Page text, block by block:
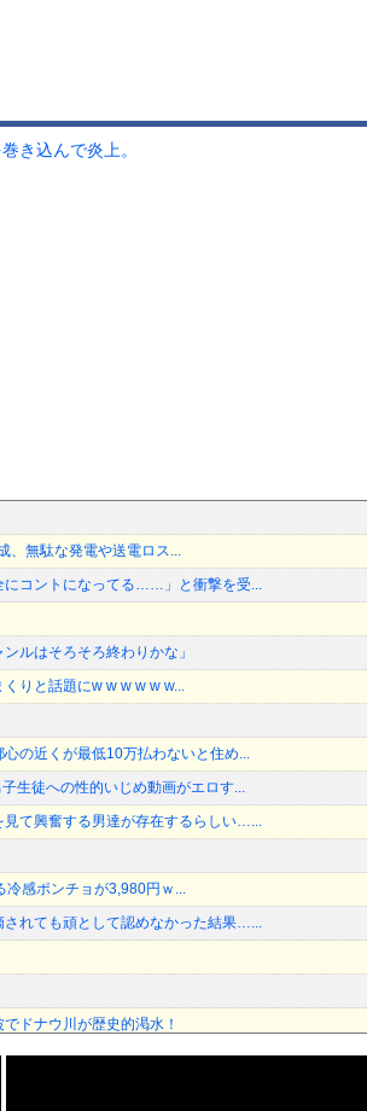
き込んで炎上。
、無駄な発電や送電ロス...
にコントになってる……」と衝撃を受...
ルはそろそろ終わりかな」
りと話題にw w w w w w...
の近くが最低10万払わないと住め...
生徒への性的いじめ動画がエロす...
見て興奮する男達が存在するらしい…...
冷感ポンチョが3,980円ｗ...
れても頑として認めなかった結果…...
ドナウ川が歴史的渇水！
反応「新井監督2年目と似ている」...